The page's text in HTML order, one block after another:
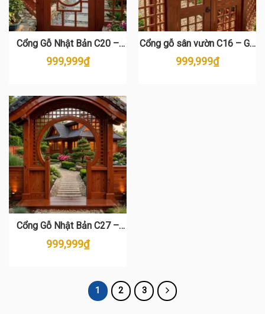
Cổng Gỗ Nhật Bản C20 –
Chất Liệu Gỗ Thông Cao Cấp
999,999₫
Cổng gỗ sân vườn C16 – Gỗ
thông tự nhiên cao cấp
999,999₫
Cổng Gỗ Nhật Bản C27 –
Đẳng Cấp Kiến Trúc Sân
Vườn Từ Gỗ Thông
999,999₫
1 2 3